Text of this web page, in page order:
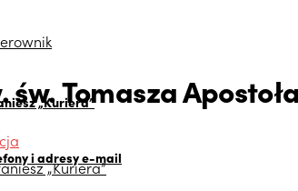
„Kuriera”
i adresy e-mail
„Kuriera”
św. Tomasza